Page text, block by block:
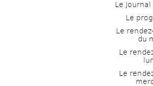
Le
Le
Le
du
Le
Le